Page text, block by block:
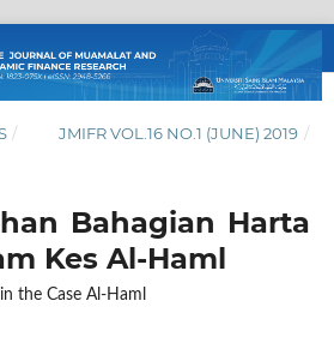
/ JMIFR VOL.16 NO.1 (JUNE) 2019 /
Bahagian Harta
Kes Al-Haml
the Case Al-Haml